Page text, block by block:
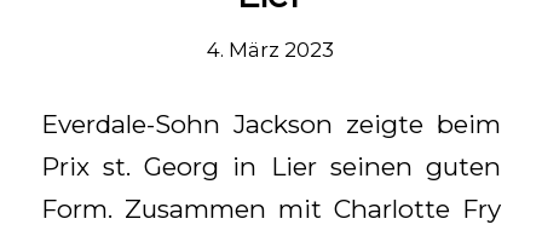
4. März 2023
Everdale-Sohn Jackson zeigte beim
Prix st. Georg in Lier seinen guten
Form. Zusammen mit Charlotte Fry